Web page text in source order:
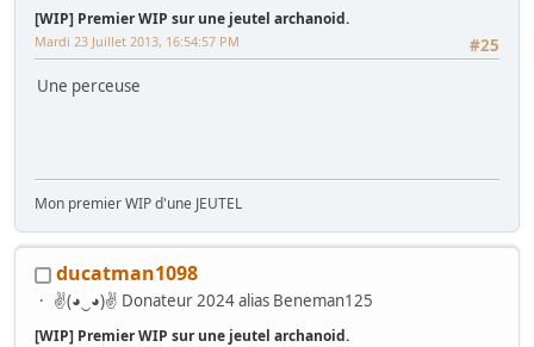
[WIP] Premier WIP sur une jeutel archanoid.
#25
Mardi 23 Juillet 2013, 16:54:57 PM
Une perceuse
Mon premier WIP d'une JEUTEL
ducatman1098
✌(◕‿◕)✌ Donateur 2024 alias Beneman125
[WIP] Premier WIP sur une jeutel archanoid.